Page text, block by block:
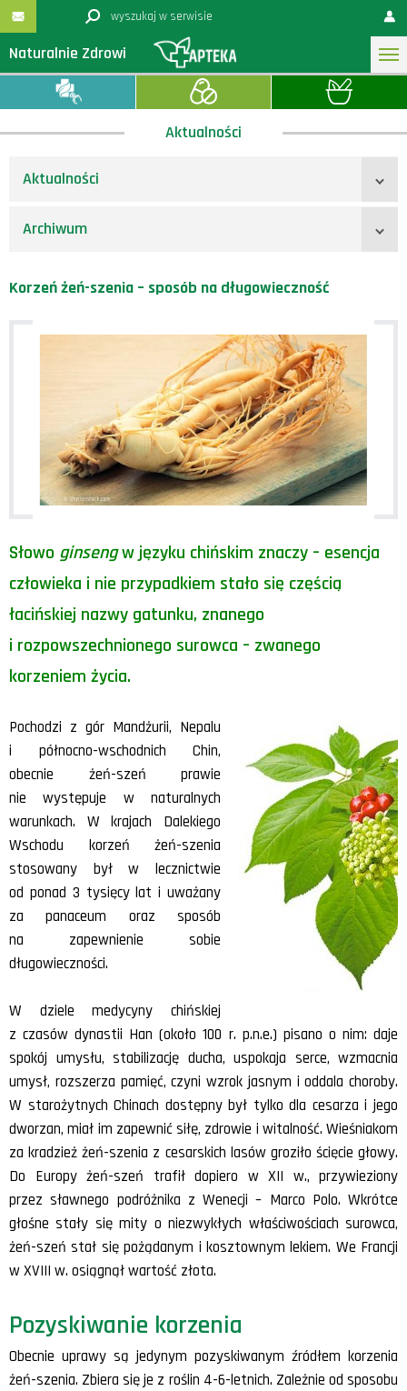
Naturalnie Zdrowi
Aktualności
Aktualności
Archiwum
Korzeń żeń-szenia – sposób na długowieczność
Słowo ginsengw języku chińskim znaczy – esencja
człowieka i nie przypadkiem stało się częścią
łacińskiej nazwy gatunku, znanego
i rozpowszechnionego surowca – zwanego
korzeniem życia.
Pochodzi z gór Mandżurii, Nepalu
i północno-wschodnich Chin,
obecnie żeń-szeń prawie
nie występuje w naturalnych
warunkach. W krajach Dalekiego
Wschodu korzeń żeń-szenia
stosowany był w lecznictwie
od ponad 3 tysięcy lat i uważany
za panaceum oraz sposób
na zapewnienie sobie
długowieczności.
W dziele medycyny chińskiej
z czasów dynastii Han (około 100 r. p.n.e.) pisano o nim: daje
spokój umysłu, stabilizację ducha, uspokaja serce, wzmacnia
umysł, rozszerza pamięć, czyni wzrok jasnym i oddala choroby.
W starożytnych Chinach dostępny był tylko dla cesarza i jego
dworzan, miał im zapewnić siłę, zdrowie i witalność. Wieśniakom
za kradzież żeń-szenia z cesarskich lasów groziło ścięcie głowy.
Do Europy żeń-szeń trafił dopiero w XII w., przywieziony
przez sławnego podróżnika z Wenecji – Marco Polo. Wkrótce
głośne stały się mity o niezwykłych właściwościach surowca,
żeń-szeń stał się pożądanym i kosztownym lekiem. We Francji
w XVIII w. osiągnął wartość złota.
Pozyskiwanie korzenia
Obecnie uprawy są jedynym pozyskiwanym źródłem korzenia
żeń-szenia. Zbiera się je z roślin 4-6-letnich. Zależnie od sposobu